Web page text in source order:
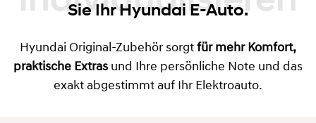
Individualisieren
Sie Ihr Hyundai E-Auto.
Hyundai Original-Zubehör sorgt für mehr Komfort,
praktische Extras und Ihre persönliche Note und das
exakt abgestimmt auf Ihr Elektroauto.